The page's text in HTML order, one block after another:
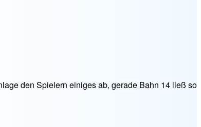
den Spielern einiges ab, gerade Bahn 14 ließ so